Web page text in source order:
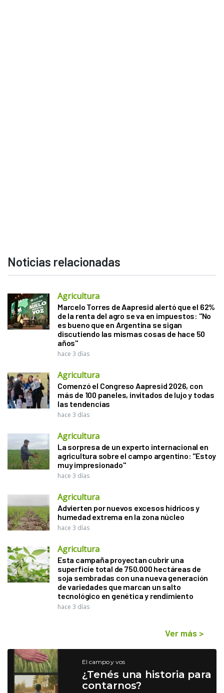
Noticias relacionadas
Agricultura
Marcelo Torres de Aapresid alertó que el 62%
de la renta del agro se va en impuestos: "No
es bueno que en Argentina se sigan
discutiendo las mismas cosas de hace 50
años"
hace 3 días
Agricultura
Comenzó el Congreso Aapresid 2026, con
más de 100 paneles, invitados de lujo y todas
las tendencias
hace 3 días
Agricultura
La sorpresa de un experto internacional en
agricultura sobre el campo argentino: "Estoy
muy impresionado"
hace 3 días
Agricultura
Advierten por nuevos excesos hídricos y
humedad extrema en la zona núcleo
hace 3 días
Agricultura
Esta campaña proyectan cubrir una
superficie total de 750.000 hectáreas de
soja sembradas con una nueva generación
de variedades que marcan un salto
tecnológico en genética y rendimiento
hace 3 días
Ver más >
El campo y vos
¿Tenés una historia para
contarnos?